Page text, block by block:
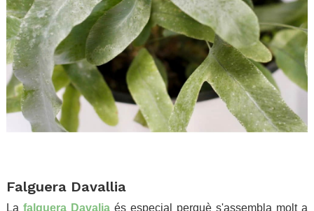
Falguera Davallia
La falguera Davalia és especial perquè s'assembla molt a